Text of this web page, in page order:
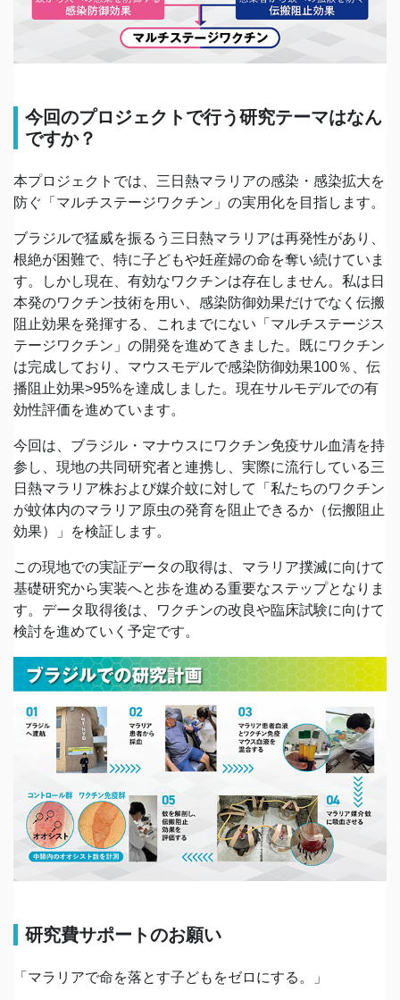
今回のプロジェクトで行う研究テーマはなん
ですか？
本プロジェクトでは、三日熱マラリアの感染・感染拡大を
防ぐ「マルチステージワクチン」の実用化を目指します。
ブラジルで猛威を振るう三日熱マラリアは再発性があり、
根絶が困難で、特に子どもや妊産婦の命を奪い続けていま
す。しかし現在、有効なワクチンは存在しません。私は日
本発のワクチン技術を用い、感染防御効果だけでなく伝搬
阻止効果を発揮する、これまでにない「マルチステージス
テージワクチン」の開発を進めてきました。既にワクチン
は完成しており、マウスモデルで感染防御効果100％、伝
播阻止効果>95%を達成しました。現在サルモデルでの有
効性評価を進めています。
今回は、ブラジル・マナウスにワクチン免疫サル血清を持
参し、現地の共同研究者と連携し、実際に流行している三
日熱マラリア株および媒介蚊に対して「私たちのワクチン
が蚊体内のマラリア原虫の発育を阻止できるか（伝搬阻止
効果）」を検証します。
この現地での実証データの取得は、マラリア撲滅に向けて
基礎研究から実装へと歩を進める重要なステップとなりま
す。データ取得後は、ワクチンの改良や臨床試験に向けて
検討を進めていく予定です。
研究費サポートのお願い
「マラリアで命を落とす子どもをゼロにする。」